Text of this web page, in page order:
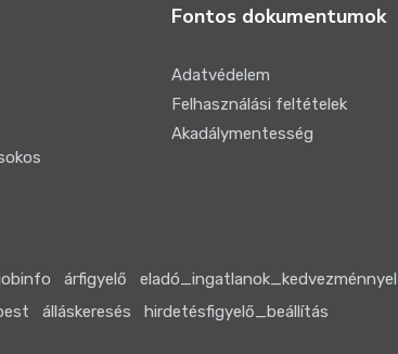
Fontos dokumentumok
Adatvédelem
Felhasználási feltételek
Akadálymentesség
árfigyelő
eladó_ingatlanok_kedvezménnyel
álláskeresés hirdetésfigyelő_beállítás